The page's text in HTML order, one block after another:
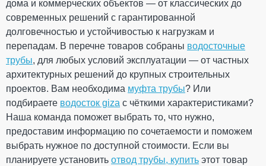
ПРОДОЛЖИТЬ ПОКУПКИ
Устойчивость к УФ-
излучению
Устойчивый
Гарантия
10 лет
Европейский
стандарт
ТУ У 22.2-
43147227-002:2019
соответствия
Сертифицирован
Рейтинг
ОТПРАВИТЬ
Панель софита 300x3000 (0.9
м2) темно-графитовая
дома и коммерческих объектов — от классических до
современных решений с гарантированной
долговечностью и устойчивостью к нагрузкам и
перепадам. В перечне товаров собраны водосточные
трубы, для любых условий эксплуатации — от частных
архитектурных решений до крупных строительных
проектов. Вам необходима муфта трубы? Или
подбираете водосток giza с чёткими характеристиками?
Наша команда поможет выбрать то, что нужно,
предоставим информацию по сочетаемости и поможем
выбрать нужное по доступной стоимости. Если вы
планируете установить отвод трубы, купить этот товар